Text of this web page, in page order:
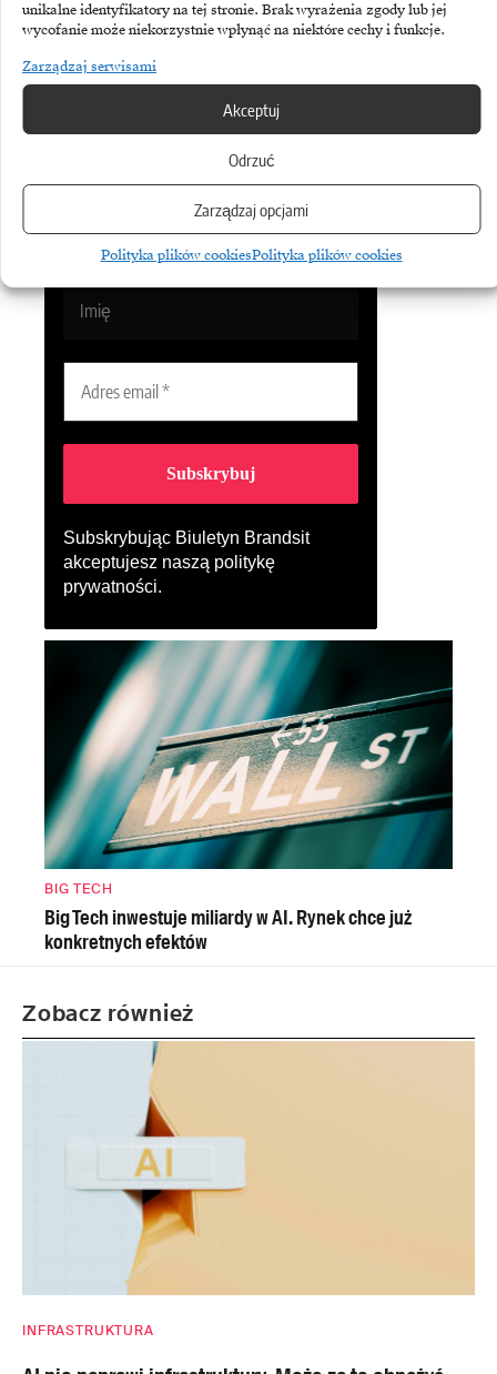
unikalne identyfikatory na tej stronie. Brak wyrażenia zgody lub jej
wycofanie może niekorzystnie wpłynąć na niektóre cechy i funkcje.
Zarządzaj serwisami
Akceptuj
Odrzuć
Zarządzaj opcjami
Polityka plików cookiesPolityka plików cookies
TEMATY: CyberbezpieczeństwoNauka
Biuletyn
Dołącz do najlepszego biuletynu w
branży ICT!
Subskrybując Biuletyn Brandsit
akceptujesz naszą politykę
prywatności.
BIG TECH
Big Tech inwestuje miliardy w AI. Rynek chce już
konkretnych efektów
Zobacz również
INFRASTRUKTURA